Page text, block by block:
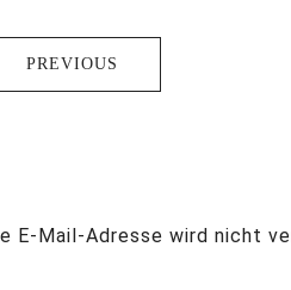
PREVIOUS
E-Mail-Adresse wird nicht